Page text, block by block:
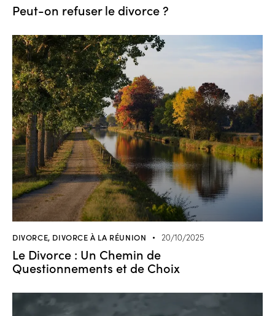
Peut-on refuser le divorce ?
DIVORCE, DIVORCE À LA RÉUNION 20/10/2025
Le Divorce : Un Chemin de
Questionnements et de Choix